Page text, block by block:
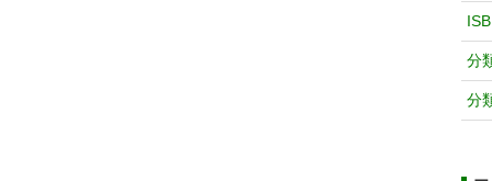
分
分